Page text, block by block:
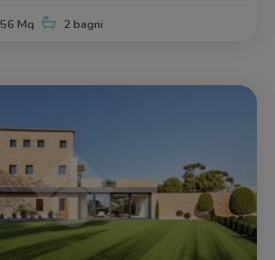
Mq 2 bagni